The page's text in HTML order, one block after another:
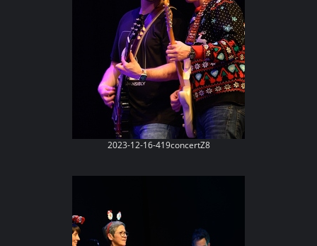
2023-12-16-419concertZ8